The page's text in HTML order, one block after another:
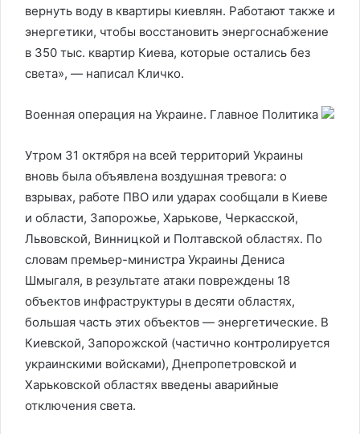
вернуть воду в квартиры киевлян. Работают также и
энергетики, чтобы восстановить энергоснабжение
в 350 тыс. квартир Киева, которые остались без
света», — написал Кличко.
Военная операция на Украине. Главное Политика
Утром 31 октября на всей территорий Украины
вновь была объявлена воздушная тревога: о
взрывах, работе ПВО или ударах сообщали в Киеве
и области, Запорожье, Харькове, Черкасской,
Львовской, Винницкой и Полтавской областях. По
словам премьер-министра Украины Дениса
Шмыгаля, в результате атаки повреждены 18
объектов инфраструктуры в десяти областях,
большая часть этих объектов — энергетические. В
Киевской, Запорожской (частично контролируется
украинскими войсками), Днепропетровской и
Харьковской областях введены аварийные
отключения света.